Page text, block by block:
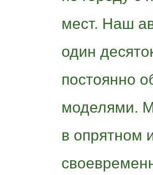
мест. Наш
один
постоянно
моделями.
в опрятном